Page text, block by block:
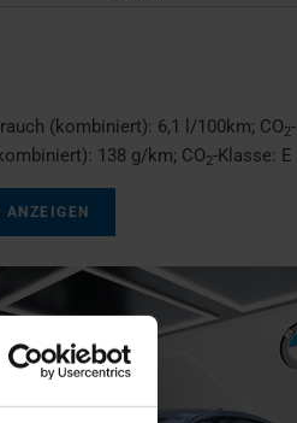
(kombiniert): 6,1 l/100km; CO2-
138 g/km; CO2-Klasse: E
ANZEIGEN